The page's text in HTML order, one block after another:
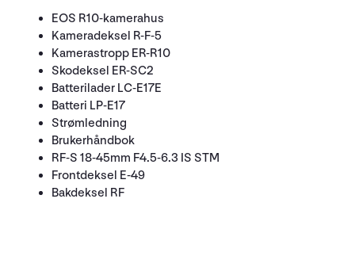
EOS R10-kamerahus
Kameradeksel R-F-5
Kamerastropp ER-R10
Skodeksel ER-SC2
Batterilader LC-E17E
Batteri LP-E17
Strømledning
Brukerhåndbok
RF-S 18-45mm F4.5-6.3 IS STM
Frontdeksel E-49
Bakdeksel RF